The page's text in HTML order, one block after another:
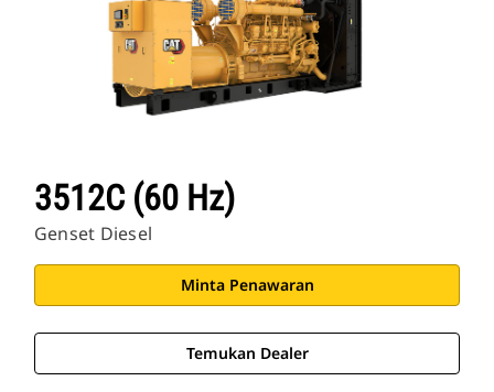
3512C (60 Hz)
Genset Diesel
Minta Penawaran
Temukan Dealer